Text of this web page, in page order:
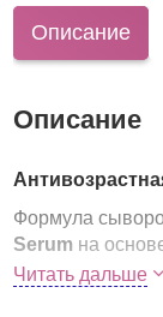
Описание
Описание
Формула
Serum на
предназначена
Читать дальше